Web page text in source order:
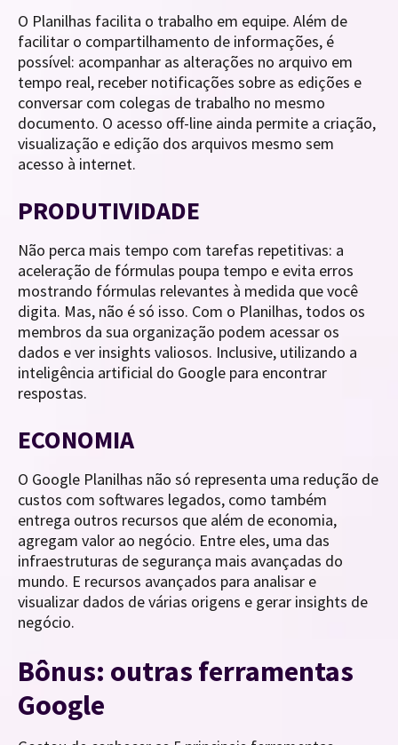
O Planilhas facilita o trabalho em equipe. Além de
facilitar o compartilhamento de informações, é
possível: acompanhar as alterações no arquivo em
tempo real, receber notificações sobre as edições e
conversar com colegas de trabalho no mesmo
documento. O acesso off-line ainda permite a criação,
visualização e edição dos arquivos mesmo sem
acesso à internet.
PRODUTIVIDADE
Não perca mais tempo com tarefas repetitivas: a
aceleração de fórmulas poupa tempo e evita erros
mostrando fórmulas relevantes à medida que você
digita. Mas, não é só isso. Com o Planilhas, todos os
membros da sua organização podem acessar os
dados e ver insights valiosos. Inclusive, utilizando a
inteligência artificial do Google para encontrar
respostas.
ECONOMIA
O Google Planilhas não só representa uma redução de
custos com softwares legados, como também
entrega outros recursos que além de economia,
agregam valor ao negócio. Entre eles, uma das
infraestruturas de segurança mais avançadas do
mundo. E recursos avançados para analisar e
visualizar dados de várias origens e gerar insights de
negócio.
Bônus: outras ferramentas
Google